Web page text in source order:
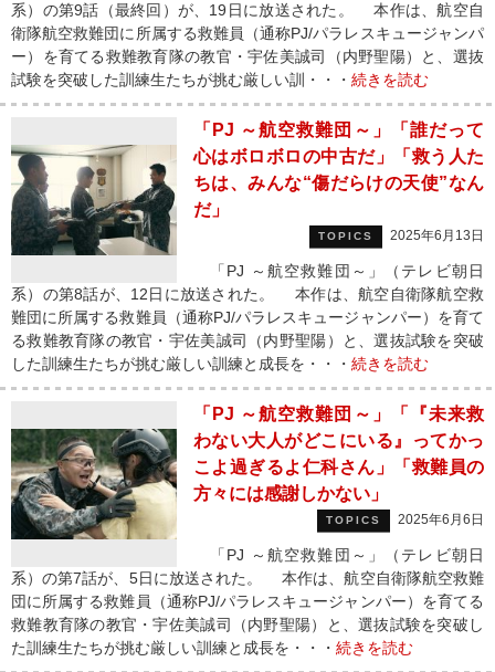
系）の第9話（最終回）が、19日に放送された。 本作は、航空自
衛隊航空救難団に所属する救難員（通称PJ/パラレスキュージャンパ
ー）を育てる救難教育隊の教官・宇佐美誠司（内野聖陽）と、選抜
試験を突破した訓練生たちが挑む厳しい訓・・・ 続きを読む
「PJ ～航空救難団～」「誰だって
心はボロボロの中古だ」「救う人た
ちは、みんな“傷だらけの天使”なん
だ」
TOPICS 2025年6月13日
「PJ ～航空救難団～」（テレビ朝日
系）の第8話が、12日に放送された。 本作は、航空自衛隊航空救
難団に所属する救難員（通称PJ/パラレスキュージャンパー）を育て
る救難教育隊の教官・宇佐美誠司（内野聖陽）と、選抜試験を突破
した訓練生たちが挑む厳しい訓練と成長を・・・ 続きを読む
「PJ ～航空救難団～」「『未来救
わない大人がどこにいる』ってかっ
こよ過ぎるよ仁科さん」「救難員の
方々には感謝しかない」
TOPICS 2025年6月6日
「PJ ～航空救難団～」（テレビ朝日
系）の第7話が、5日に放送された。 本作は、航空自衛隊航空救難
団に所属する救難員（通称PJ/パラレスキュージャンパー）を育てる
救難教育隊の教官・宇佐美誠司（内野聖陽）と、選抜試験を突破し
た訓練生たちが挑む厳しい訓練と成長を・・・ 続きを読む